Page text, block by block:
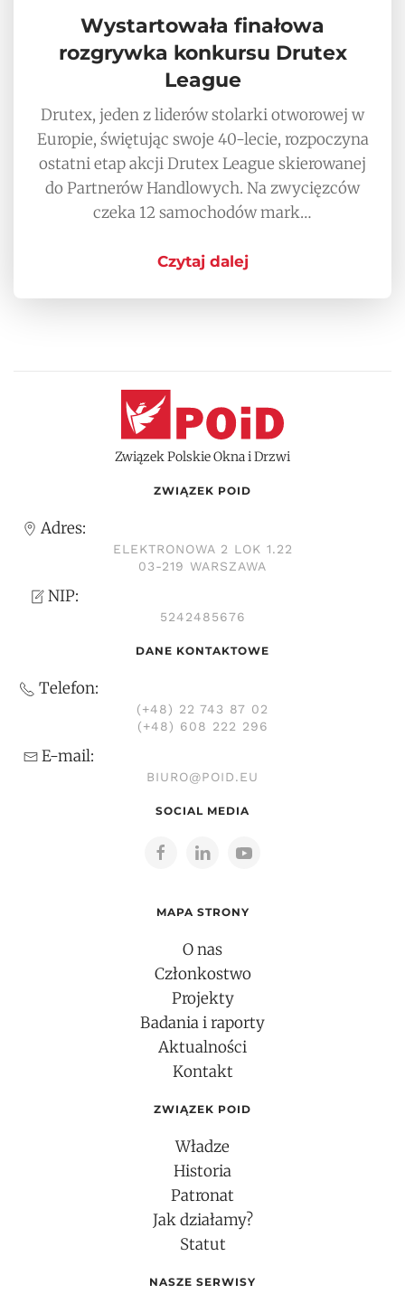
Wystartowała finałowa
rozgrywka konkursu Drutex
League
Drutex, jeden z liderów stolarki otworowej w
Europie, świętując swoje 40-lecie, rozpoczyna
ostatni etap akcji Drutex League skierowanej
do Partnerów Handlowych. Na zwycięzców
czeka 12 samochodów mark…
Czytaj dalej
Związek Polskie Okna i Drzwi
ZWIĄZEK POID
Adres:
ELEKTRONOWA 2 LOK 1.22
03-219 WARSZAWA
NIP:
5242485676
DANE KONTAKTOWE
Telefon:
(+48) 22 743 87 02
(+48) 608 222 296
E-mail:
BIURO@POID.EU
SOCIAL MEDIA
MAPA STRONY
O nas
Członkostwo
Projekty
Badania i raporty
Aktualności
Kontakt
ZWIĄZEK POID
Władze
Historia
Patronat
Jak działamy?
Statut
NASZE SERWISY